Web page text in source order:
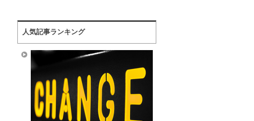
人気記事ランキング